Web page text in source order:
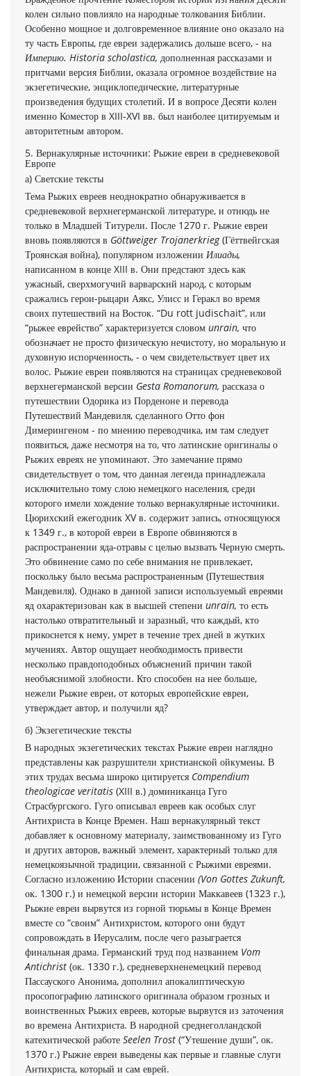
колен сильно повлияло на народные толкования Библии.
Осо­бенно мощное и долговременное влияние оно оказало на
ту часть Европы, где евреи задержались дольше всего, - на
Империю. Historia scholastica, дополненная рассказами и
притчами версия Библии, оказала огромное воздействие на
экзегетические, энцик­лопедические, литературные
произведения будущих столетий. И в вопросе Десяти колен
именно Коместор в XIII-XVI вв. был наи­более цитируемым и
авторитетным автором.
5. Вернакулярные источники: Рыжие евреи в средневековой
Европе
а) Светские тексты
Тема Рыжих евреев неоднократно обнаруживается в
средневековой вер­хнегерманской литературе, и отнюдь не
только в Младшей Титурели. После 1270 г. Рыжие евреи
вновь появ­ляются в Göttweiger Trojanerkrieg(Гёттвейгская
Троянская война), популярном изложении Илиады,
написанном в конце XIII в. Они предстают здесь как
ужасный, сверхмогучий варварс­кий народ, с которым
сражались герои-рыцари Аякс, Улисс и Геракл во время
своих путешествий на Восток. “Du rott judischait”, или
“рыжее еврейство” характеризуется словом unrain, что
обозначает не просто физическую нечистоту, но моральную и
духовную испорченность, - о чем свидетельствует цвет их
волос. Рыжие евреи появляются на страницах средневековой
верхнегерманской версии Gesta Romanorum, рассказа о
путешествии Одорика из Порденоне и перевода
Путешествий Мандевиля, сделанного Отто фон
Димерингеном - по мнению переводчика, им там следует
появиться, даже несмотря на то, что латинские ориги­налы о
Рыжих евреях не упоминают. Это замечание прямо
свидетельствует о том, что данная легенда принадлежала
исключительно тому слою немецкого населения, среди
которого имели хождение только вернакулярные источники.
Цюрихский ежегодник XV в. содержит запись, относящуюся
к 1349 г., в которой евреи в Европе обвиняются в
распространении яда-отравы с целью вызвать Черную смерть.
Это обвинение само по себе внимания не привлекает,
поскольку было весьма распространенным (Путешествия
Мандевиля). Однако в данной записи используемый евреями
яд охарактеризован как в высшей степени unrain, то есть
настолько отвратитель­ный и заразный, что каждый, кто
прикоснется к нему, умрет в течение трех дней в жутких
мучениях. Автор ощущает необходи­мость привести
несколько правдоподобных объяснений причин такой
необъяснимой злобности. Кто способен на нее больше,
нежели Рыжие ев­реи, от которых европейские евреи,
утверждает автор, и получили яд?
б) Экзегетические тексты
В народных экзегетических текстах Рыжие евреи наглядно
представлены как разрушители христианской ойкумены. В
этих трудах весьма широко цитируется Compendium
theologicae veritatis (XIII в.) доминиканца Гуго
Страсбургского. Гуго описывал евреев как осо­бых слуг
Антихриста в Конце Времен. Наш вернакулярный текст
добавляет к основному материалу, заимствованному из Гуго
и других авторов, важный элемент, характерный только для
немец­коязычной традиции, связанной с Рыжими евреями.
Согласно изложению Истории спасении (Von Gottes Zukunft,
ок. 1300 г.) и немецкой версии истории Маккавеев (1323 г.),
Рыжие евреи вырвутся из горной тюрьмы в Конце Времен
вместе со “своим” Антихристом, ко­торого они будут
сопровождать в Иерусалим, после чего разыгра­ется
финальная драма. Германский труд под названием Vom
Antichrist (ок. 1330 г.), средневерхненемецкий перевод
Пассауского Анонима, дополнил апокалиптическую
просопографию латин­ского оригинала образом грозных и
воинственных Рыжих евреев, которые вырвутся из заточения
во времена Антихриста. В народ­ной среднеголландской
катехитической работе Seelen Trost (“Утешение души”, ок.
1370 г.) Рыжие евреи выведены как первые и главные слуги
Антихриста, который и сам еврей.